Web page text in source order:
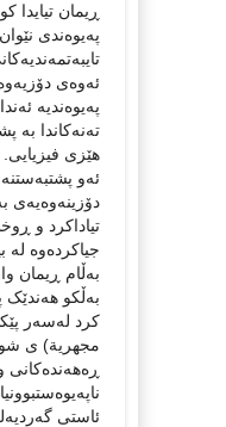
ڕیمان تیایدا
په‌یوه‌ندی
ئه‌وه‌ی
په‌یوه‌ندیه‌
ته‌نه‌کاندا به‌
هێزی
ئه‌و
دۆزینه‌وه‌یه‌ی
تیاداکرد و
جیاکرده‌وه‌ له‌
به‌ڵام ڕیمان
به‌ڵکو هه‌ندێک
کرد له‌سه‌ر
مجهریة) ی
ڕه‌هه‌نده‌کانی
ئاستی